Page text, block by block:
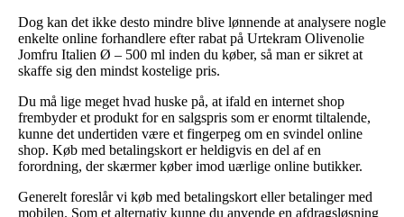
Dog kan det ikke desto mindre blive lønnende at analysere nogle
enkelte online forhandlere efter rabat på Urtekram Olivenolie
Jomfru Italien Ø – 500 ml inden du køber, så man er sikret at
skaffe sig den mindst kostelige pris.
Du må lige meget hvad huske på, at ifald en internet shop
frembyder et produkt for en salgspris som er enormt tiltalende,
kunne det undertiden være et fingerpeg om en svindel online
shop. Køb med betalingskort er heldigvis en del af en
forordning, der skærmer køber imod uærlige online butikker.
Generelt foreslår vi køb med betalingskort eller betalinger med
mobilen. Som et alternativ kunne du anvende en afdragsløsning